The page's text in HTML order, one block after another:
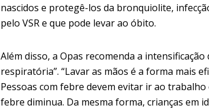
nascidos e protegê-los da bronquiolite,
pelo VSR e que pode levar ao óbito.
Além disso, a Opas recomenda a
respiratória”. “Lavar as mãos é a forma mais
Pessoas com febre devem evitar ir ao
febre diminua. Da mesma forma, crianças em